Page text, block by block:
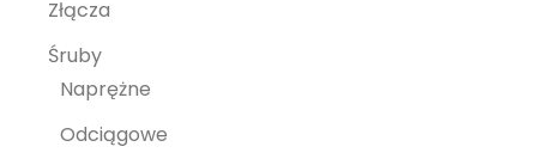
Złącza
Śruby
Naprężne
Odciągowe